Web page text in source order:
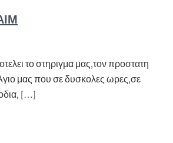
το στηριγμα μας,τον προστατη
μας που σε δυσκολες ωρες,σε
[…]